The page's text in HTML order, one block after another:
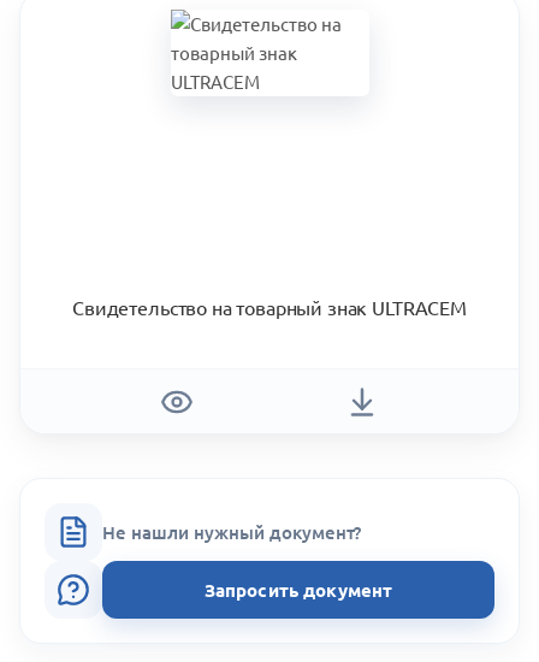
Свидетельство на товарный знак ULTRACEM
Не нашли нужный документ?
Запросить документ